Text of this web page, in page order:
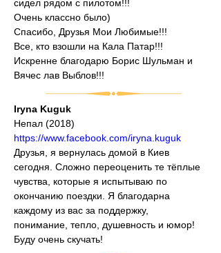
сидел рядом с пилотом!!!
Очень классно было)
Спасибо, Друзья Мои Любимые!!!
Все, кто взошли на Кала Патар!!!
Искренне благодарю Борис Шульман и
Вячес лав Выблов!!!
Iryna Kuguk
Непал (2018)
https://www.facebook.com/iryna.kuguk
Друзья, я вернулась домой в Киев
сегодня. Сложно переоценить те тёплые
чувства, которые я испытываю по
окончанию поездки. Я благодарна
каждому из вас за поддержку,
понимание, тепло, душевность и юмор!
Буду очень скучать!